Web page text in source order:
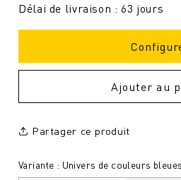
Délai de livraison : 63 jours
Ajouter au
Partager ce produit
Variante : Univers de couleurs bleues